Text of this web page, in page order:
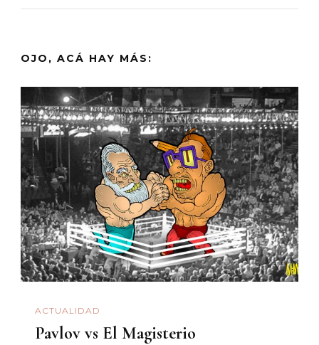
OJO, ACÁ HAY MÁS:
ACTUALIDAD
Pavlov vs El Magisterio